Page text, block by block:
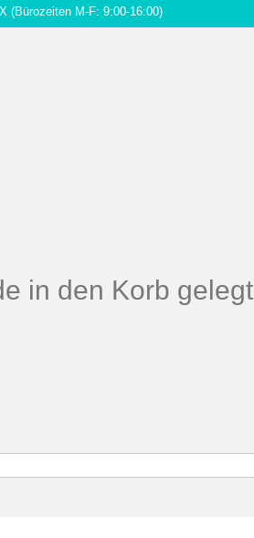
(Bürozeiten M-F: 9:00-16:00)
in den Korb gelegt